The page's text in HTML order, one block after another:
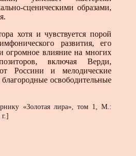
сценическими образами,
хотя и чувствуется порой
развития, его
огромное влияние на многих
включая Верди,
Россини и мелодические
освободительные
«Золотая лира», том 1, М.: